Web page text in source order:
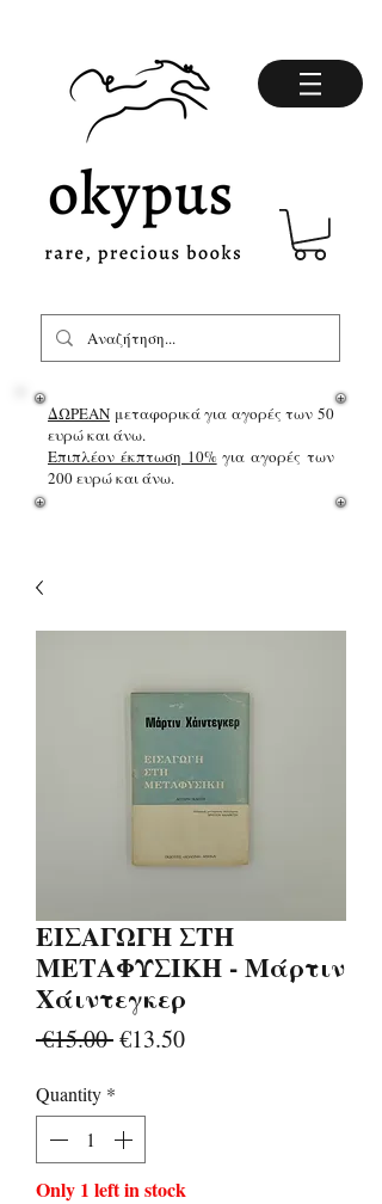
ΔΩΡΕΑΝ μεταφορικά για αγορές των 50
ευρώ και άνω.
Επιπλέον έκπτωση 10%για αγορές των
200 ευρώ και άνω.
ΕΙΣΑΓΩΓΗ ΣΤΗ
ΜΕΤΑΦΥΣΙΚΗ - Μάρτιν
Χάιντεγκερ
€15.00 Regular
€13.50Sale
Quantity *
Only 1 left in stock